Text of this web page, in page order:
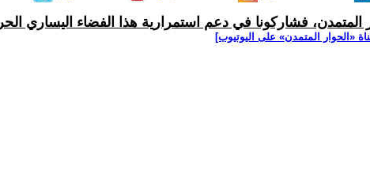
المتمدن، فشاركونا في دعم استمرارية هذا الفضاء اليساري الحر
‫«الحوار المتمدن» على اليوتيوب]